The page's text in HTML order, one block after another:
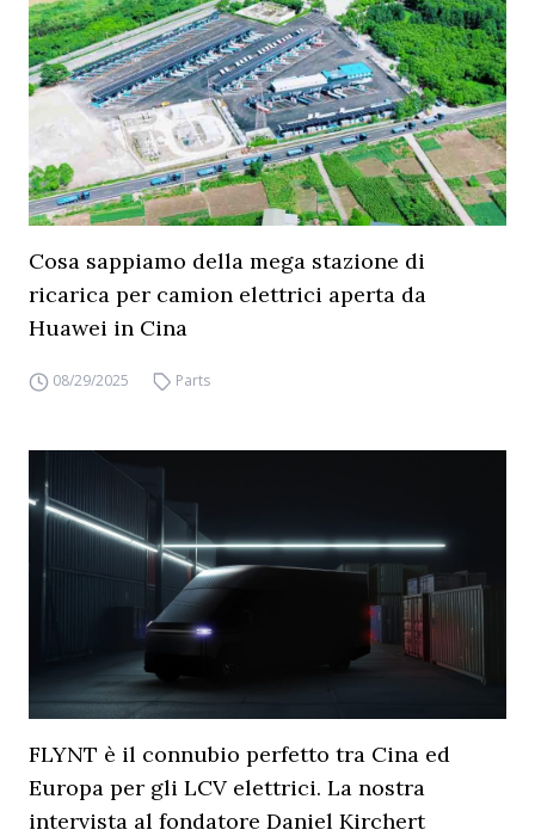
Cosa sappiamo della mega stazione di
ricarica per camion elettrici aperta da
Huawei in Cina
08/29/2025 Parts
FLYNT è il connubio perfetto tra Cina ed
Europa per gli LCV elettrici. La nostra
intervista al fondatore Daniel Kirchert